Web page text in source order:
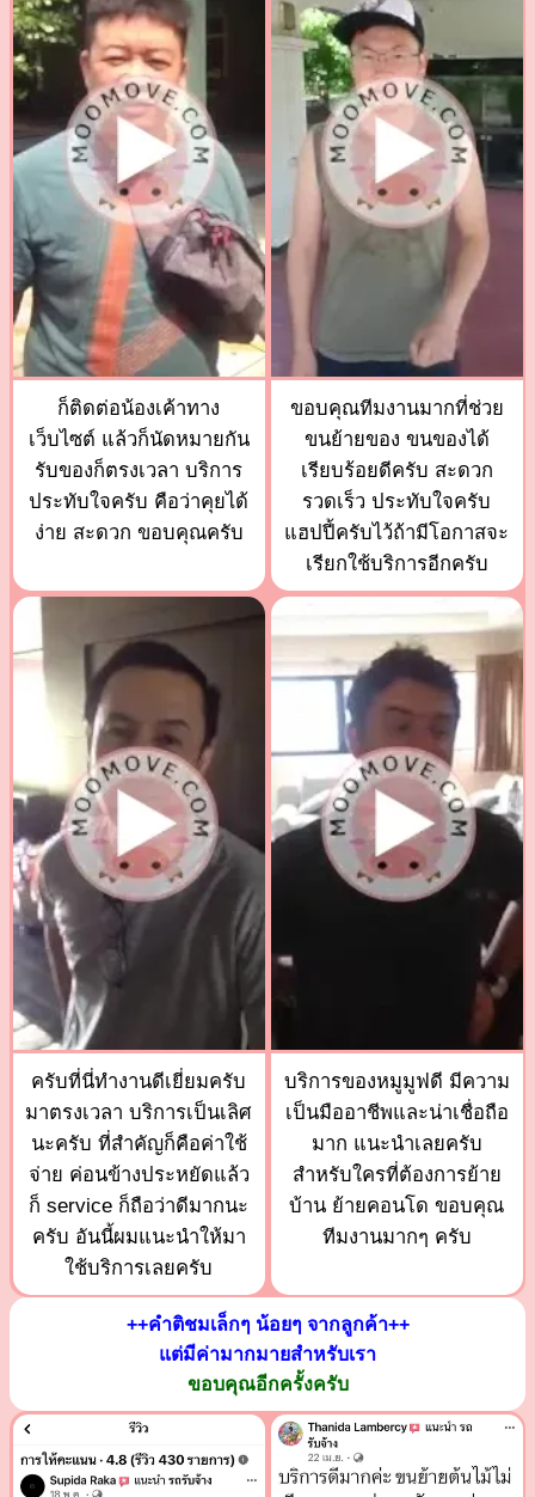
ก็ติดต่อน้องเค้าทาง
เว็บไซต์ แล้วก็นัดหมายกัน
รับของก็ตรงเวลา บริการ
ประทับใจครับ คือว่าคุยได้
ง่าย สะดวก ขอบคุณครับ
ขอบคุณทีมงานมากที่ช่วย
ขนย้ายของ ขนของได้
เรียบร้อยดีครับ สะดวก
รวดเร็ว ประทับใจครับ
แฮปปี้ครับไว้ถ้ามีโอกาสจะ
เรียกใช้บริการอีกครับ
ครับที่นี่ทำงานดีเยี่ยมครับ
มาตรงเวลา บริการเป็นเลิศ
นะครับ ที่สำคัญก็คือค่าใช้
จ่าย ค่อนข้างประหยัดแล้ว
ก็ service ก็ถือว่าดีมากนะ
ครับ อันนี้ผมแนะนำให้มา
ใช้บริการเลยครับ
บริการของหมูมูฟดี มีความ
เป็นมืออาชีพและน่าเชื่อถือ
มาก แนะนำเลยครับ
สำหรับใครที่ต้องการย้าย
บ้าน ย้ายคอนโด ขอบคุณ
ทีมงานมากๆ ครับ
++คำติชมเล็กๆ น้อยๆ จากลูกค้า++
แต่มีค่ามากมายสำหรับเรา
ขอบคุณอีกครั้งครับ